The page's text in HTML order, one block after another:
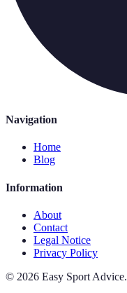
Navigation
Home
Blog
Information
About
Contact
Legal Notice
Privacy Policy
© 2026 Easy Sport Advice.